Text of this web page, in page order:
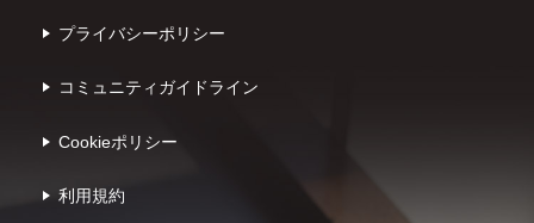
プライバシーポリシー
コミュニティガイドライン
Cookieポリシー
利⽤規約